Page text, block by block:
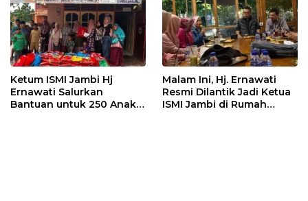
Ketum ISMI Jambi Hj
Ernawati Salurkan
Bantuan untuk 250 Anak
Malam Ini, Hj. Ernawati
Resmi Dilantik Jadi Ketua
ISMI Jambi di Rumah